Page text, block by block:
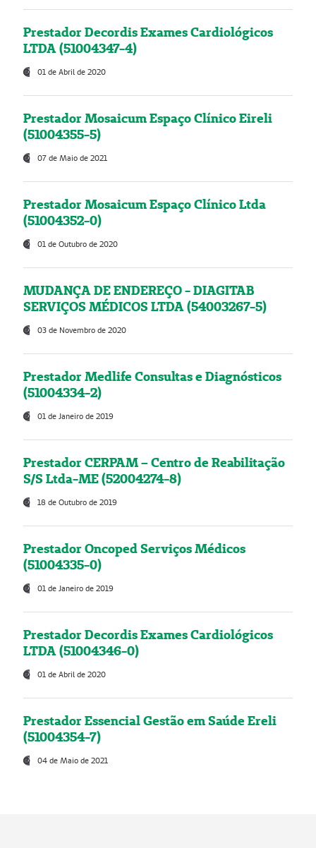
Prestador Decordis Exames Cardiológicos
LTDA (51004347-4)
01 de Abril de 2020
Prestador Mosaicum Espaço Clínico Eireli
(51004355-5)
07 de Maio de 2021
Prestador Mosaicum Espaço Clínico Ltda
(51004352-0)
01 de Outubro de 2020
MUDANÇA DE ENDEREÇO - DIAGITAB
SERVIÇOS MÉDICOS LTDA (54003267-5)
03 de Novembro de 2020
Prestador Medlife Consultas e Diagnósticos
(51004334-2)
01 de Janeiro de 2019
Prestador CERPAM – Centro de Reabilitação
S/S Ltda-ME (52004274-8)
18 de Outubro de 2019
Prestador Oncoped Serviços Médicos
(51004335-0)
01 de Janeiro de 2019
Prestador Decordis Exames Cardiológicos
LTDA (51004346-0)
01 de Abril de 2020
Prestador Essencial Gestão em Saúde Ereli
(51004354-7)
04 de Maio de 2021